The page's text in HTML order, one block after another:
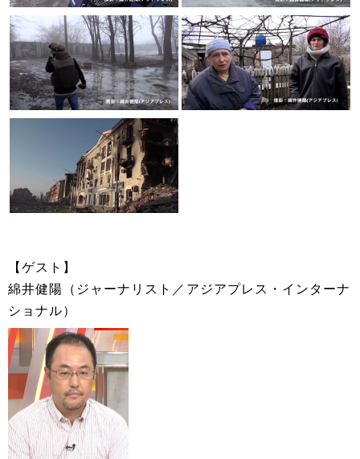
【ゲスト】
綿井健陽（ジャーナリスト／アジアプレス・インターナ
ショナル）